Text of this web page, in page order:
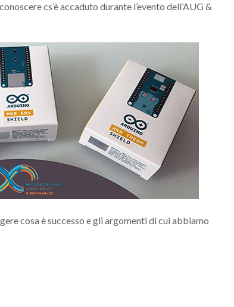
cs’è accaduto durante l’evento dell’AUG &
cosa è successo e gli argomenti di cui abbiamo